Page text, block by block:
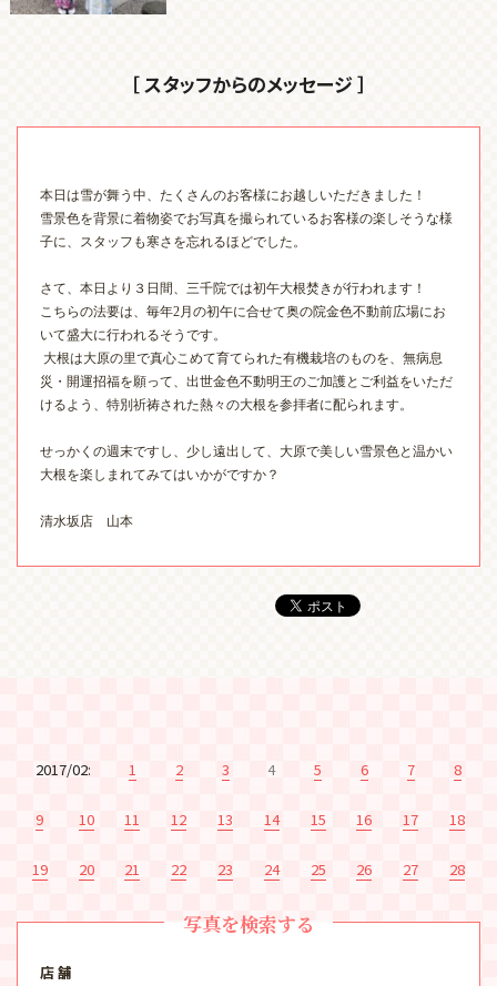
［ スタッフからのメッセージ ］
本日は雪が舞う中、たくさんのお客様にお越しいただきました！
雪景色を背景に着物姿でお写真を撮られているお客様の楽しそうな様
子に、スタッフも寒さを忘れるほどでした。
さて、本日より３日間、三千院では初午大根焚きが行われます！
こちらの法要は、毎年2月の初午に合せて奥の院金色不動前広場にお
いて盛大に行われるそうです。
大根は大原の里で真心こめて育てられた有機栽培のものを、無病息
災・開運招福を願って、出世金色不動明王のご加護とご利益をいただ
けるよう、特別祈祷された熱々の大根を参拝者に配られます。
せっかくの週末ですし、少し遠出して、大原で美しい雪景色と温かい
大根を楽しまれてみてはいかがですか？
清水坂店 山本
2017/02: 1 2 3 4 5 6 7 8
9 10 11 12 13 14 15 16 17 18
19 20 21 22 23 24 25 26 27 28
写真を検索する
店 舗